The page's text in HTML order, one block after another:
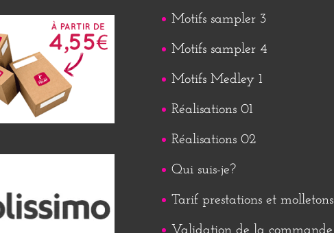
Motifs sampler 3
Motifs sampler 4
Motifs Medley 1
Réalisations 01
Réalisations 02
Qui suis-je?
Tarif prestations et molletons
Validation de la commande